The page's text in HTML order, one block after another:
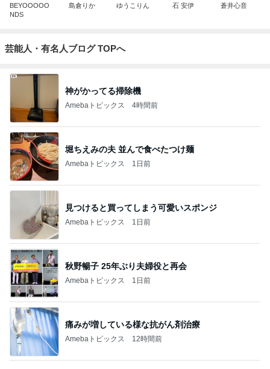
BEYOOOOO
NDS
島倉りか ゆうこりん 石 安伊 蒼井心音
芸能人・有名人ブログ TOPへ
神がかってる掃除機
Amebaトピックス 4時間前
堀ちえみの夫 並んで食べたつけ麺
Amebaトピックス 1日前
見つけると買ってしまう可愛いスポンジ
Amebaトピックス 1日前
秋野暢子 25年ぶり夫婦役と再会
Amebaトピックス 1日前
痛みが増している様な抗がん剤治療
Amebaトピックス 12時間前